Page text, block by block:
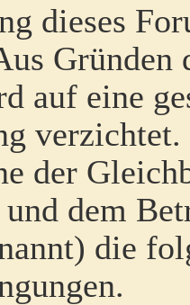
dieses
Gründen
auf eine
der
dem
die